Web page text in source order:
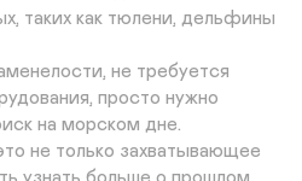
таких как тюлени, дельфины
не требуется
просто нужно
на морском дне.
не только захватывающее